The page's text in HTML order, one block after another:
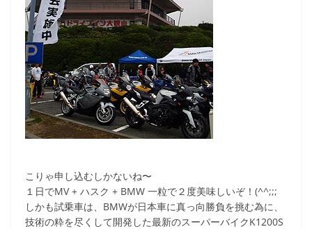
こりゃ申し込むしかないね〜
１日でMV + ハスク + BMW 一粒で２度美味しいぞ！(^^;;;
しかも試乗車は、BMWが日本車に真っ向勝負を挑む為に、
技術の粋を尽くして開発した最新のスーパーバイクK1200S